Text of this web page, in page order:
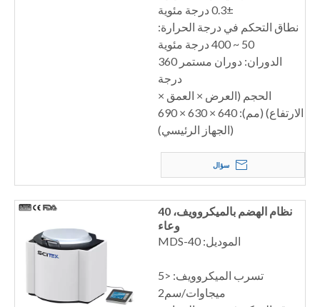
±0.3 درجة مئوية
نطاق التحكم في درجة الحرارة:
50 ~ 400 درجة مئوية
الدوران: دوران مستمر 360
درجة
الحجم (العرض × العمق ×
الارتفاع) (مم): 640 × 630 × 690
(الجهاز الرئيسي)
سؤال
نظام الهضم بالميكروويف، 40
وعاء
الموديل: MDS-40
تسرب الميكروويف: <5
ميجاوات/سم2